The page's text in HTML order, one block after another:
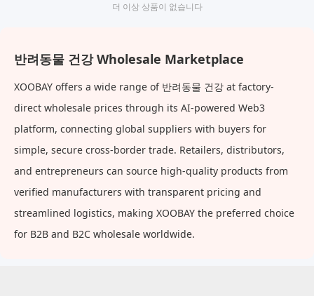
더 이상 상품이 없습니다
반려동물 건강 Wholesale Marketplace
XOOBAY offers a wide range of 반려동물 건강 at factory-
direct wholesale prices through its AI-powered Web3
platform, connecting global suppliers with buyers for
simple, secure cross-border trade. Retailers, distributors,
and entrepreneurs can source high-quality products from
verified manufacturers with transparent pricing and
streamlined logistics, making XOOBAY the preferred choice
for B2B and B2C wholesale worldwide.